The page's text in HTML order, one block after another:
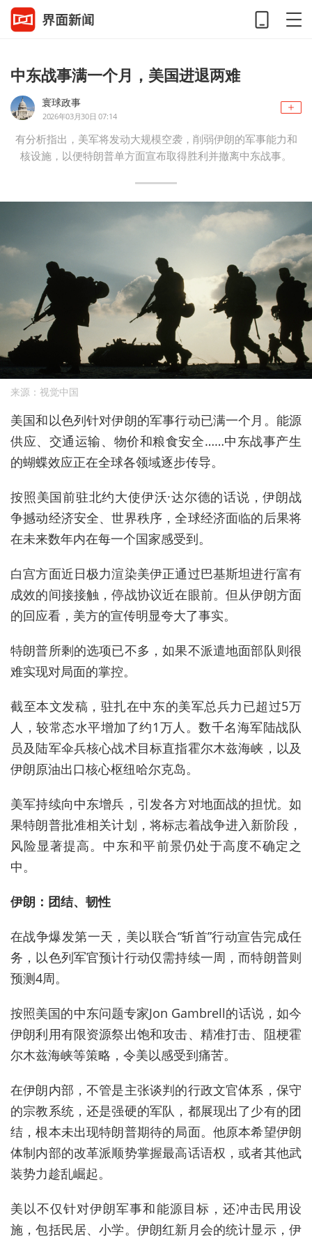
中东战事满一个月，美国进退两难
寰球政事
2026年03月30日 07:14
有分析指出，美军将发动大规模空袭，削弱伊朗的军事能力和
核设施，以便特朗普单方面宣布取得胜利并撤离中东战事。
来源：视觉中国
美国和以色列针对伊朗的军事行动已满一个月。能源
供应、交通运输、物价和粮食安全……中东战事产生
的蝴蝶效应正在全球各领域逐步传导。
按照美国前驻北约大使伊沃·达尔德的话说，伊朗战
争撼动经济安全、世界秩序，全球经济面临的后果将
在未来数年内在每一个国家感受到。
白宫方面近日极力渲染美伊正通过巴基斯坦进行富有
成效的间接接触，停战协议近在眼前。但从伊朗方面
的回应看，美方的宣传明显夸大了事实。
特朗普所剩的选项已不多，如果不派遣地面部队则很
难实现对局面的掌控。
截至本文发稿，驻扎在中东的美军总兵力已超过5万
人，较常态水平增加了约1万人。数千名海军陆战队
员及陆军伞兵核心战术目标直指霍尔木兹海峡，以及
伊朗原油出口核心枢纽哈尔克岛。
美军持续向中东增兵，引发各方对地面战的担忧。 如
果特朗普批准相关计划，将标志着战争进入新阶段，
风险显著提高。 中东和平前景仍处于高度不确定之
中。
伊朗：团结、韧性
在战争爆发第一天，美以联合“斩首”行动宣告完成任
务，以色列军官预计行动仅需持续一周，而特朗普则
预测4周。
按照美国的中东问题专家Jon Gambrell的话说，如今
伊朗利用有限资源祭出饱和攻击、精准打击、阻梗霍
尔木兹海峡等策略，令美以感受到痛苦。
在伊朗内部，不管是主张谈判的行政文官体系，保守
的宗教系统，还是强硬的军队，都展现出了少有的团
结，根本未出现特朗普期待的局面。他原本希望伊朗
体制内部的改革派顺势掌握最高话语权，或者其他武
装势力趁乱崛起。
美以不仅针对伊朗军事和能源目标，还冲击民用设
施，包括民居、小学。 伊朗红新月会的统计显示，伊